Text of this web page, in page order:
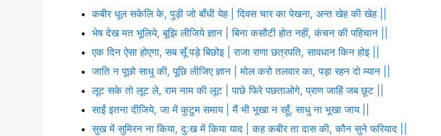
कबीर धूल सकेलि के, पुड़ी जो बाँधी येह | दिवस चार का पेखना, अन्त खेह की खेह ||
भेष देख मत भूलिये, बूझि लीजिये ज्ञान | बिना कसौटी होत नहीं, कंचन की पहिचान ||
एक दिन ऐसा होएगा, सब सूँ पड़े बिछोइ | राजा राणा छत्रपति, सावधान किन होइ ||
जाति न पूछो साधु की, पूछि लीजिए ज्ञान | मोल करो तलवार का, पड़ा रहन दो म्यान ||
लूट सके तो लूट ले, राम नाम की लूट | पाछे फिरे पछताओगे, प्राण जाहिं जब छूट ||
साईं इतना दीजिये, जा में कुटुम समाय | मैं भी भूखा न रहूँ, साधु ना भूखा जाय ||
सुख में सुमिरन ना किया, दु:ख में किया याद | कह कबीर ता दास की, कौन सुने फरियाद ||